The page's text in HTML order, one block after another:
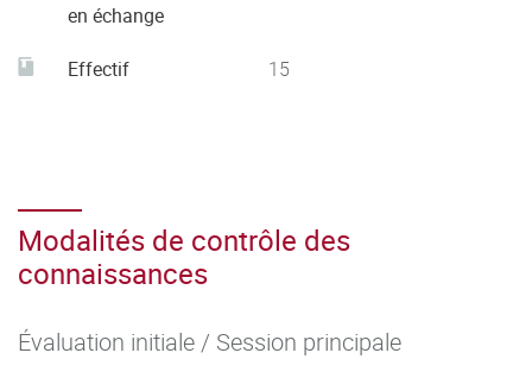
en échange
Effectif 15
Modalités de contrôle des
connaissances
Évaluation initiale / Session principale